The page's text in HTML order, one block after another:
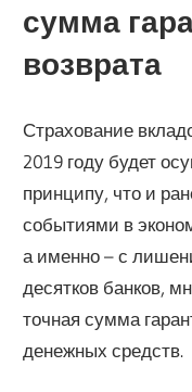
сумма
возврата
Страхование
2019 году будет
принципу, что и
событиями в
а именно – с
десятков банков,
точная сумма
денежных средств.